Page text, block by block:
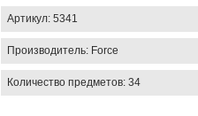
Артикул: 5341
Производитель: Force
Количество предметов: 34